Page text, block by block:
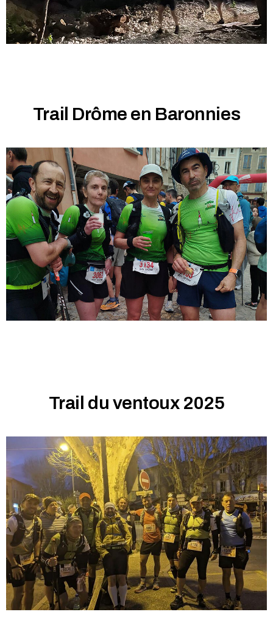
Trail Drôme en Baronnies
Trail du ventoux 2025